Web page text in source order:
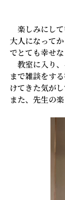
楽しみにして
大人になって
でとても幸せ
教室に入り
まで雑談をす
けてきた気が
また、先生の